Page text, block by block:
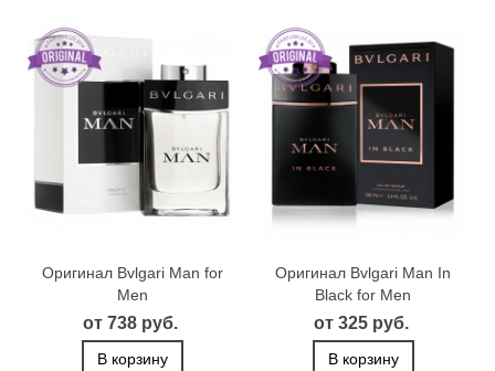
Оригинал Bvlgari Man for
Men
от 738 руб.
В корзину
Оригинал Bvlgari Man In
Black for Men
от 325 руб.
В корзину